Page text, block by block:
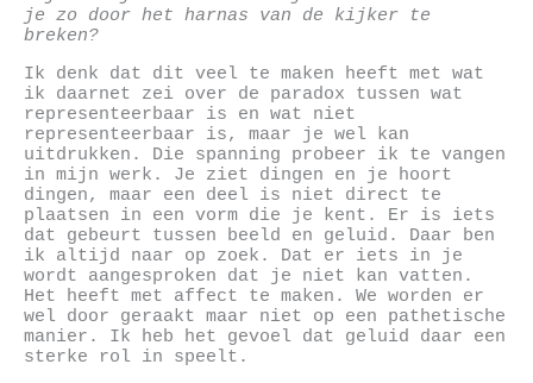
je zo door het harnas van de kijker te
breken?
Ik denk dat dit veel te maken heeft met wat
ik daarnet zei over de paradox tussen wat
representeerbaar is en wat niet
representeerbaar is, maar je wel kan
uitdrukken. Die spanning probeer ik te vangen
in mijn werk. Je ziet dingen en je hoort
dingen, maar een deel is niet direct te
plaatsen in een vorm die je kent. Er is iets
dat gebeurt tussen beeld en geluid. Daar ben
ik altijd naar op zoek. Dat er iets in je
wordt aangesproken dat je niet kan vatten.
Het heeft met affect te maken. We worden er
wel door geraakt maar niet op een pathetische
manier. Ik heb het gevoel dat geluid daar een
sterke rol in speelt.